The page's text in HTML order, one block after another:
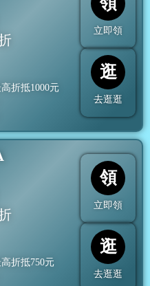
折抵1000元
立即領
逛
去逛逛
折抵750元
領
立即領
逛
去逛逛